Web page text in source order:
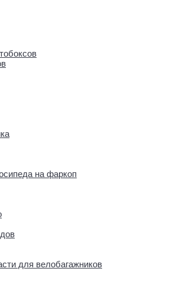
на фаркоп
для велобагажников